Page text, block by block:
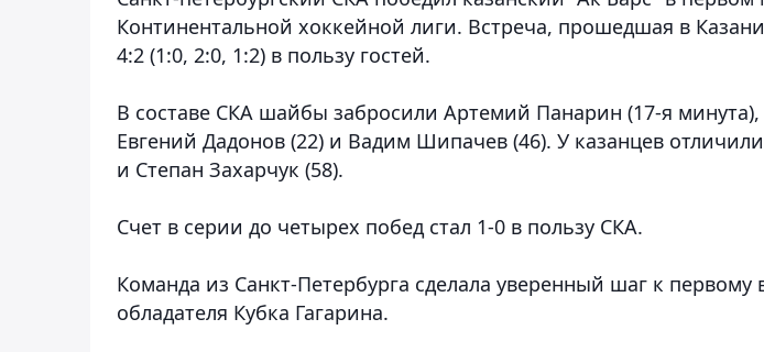
Континентальной хоккейной лиги. Встреча, прошедшая в
4:2 (1:0, 2:0, 1:2) в пользу гостей.
В составе СКА шайбы забросили Артемий Панарин (17-я минута),
Евгений Дадонов (22) и Вадим Шипачев (46). У казанцев
и Степан Захарчук (58).
Счет в серии до четырех побед стал 1-0 в пользу СКА.
Команда из Санкт-Петербурга сделала уверенный шаг к
обладателя Кубка Гагарина.